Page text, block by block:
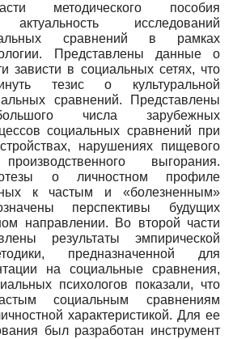
методического пособия
актуальность исследований
сравнений в рамках
Представлены данные о
зависти в социальных сетях, что
тезис о культуральной
сравнений. Представлены
числа зарубежных
социальных сравнений при
нарушениях пищевого
выгорания.
о личностном профиле
к частым и «болезненным»
перспективы будущих
направлении. Во второй части
результаты эмпирической
предназначенной для
на социальные сравнения,
психологов показали, что
социальным сравнениям
характеристикой. Для ее
был разработан инструмент